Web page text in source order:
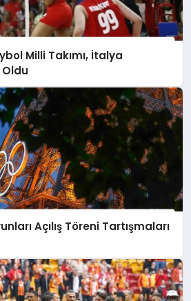
Milli Takımı, İtalya
Oldu
Açılış Töreni Tartışmaları